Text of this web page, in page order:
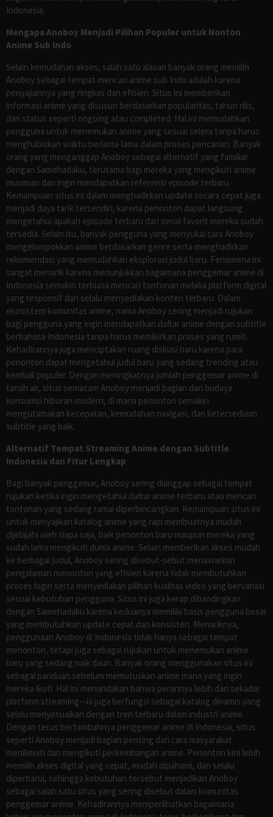
Indonesia.
Mengapa Anoboy Menjadi Pilihan Populer untuk Nonton
Anime Sub Indo
Selain kemudahan akses, salah satu alasan banyak orang memilih
Anoboy sebagai tempat mencari anime sub Indo adalah karena
penyajiannya yang ringkas dan efisien. Situs ini memberikan
informasi anime yang disusun berdasarkan popularitas, tahun rilis,
dan status seperti ongoing atau completed. Hal ini memudahkan
pengguna untuk menemukan anime yang sesuai selera tanpa harus
menghabiskan waktu berlama-lama dalam proses pencarian. Banyak
orang yang menganggap Anoboy sebagai alternatif yang familiar
dengan Samehadaku, terutama bagi mereka yang mengikuti anime
musiman dan ingin mendapatkan referensi episode terbaru.
Kemampuan situs ini dalam menghadirkan update secara cepat juga
menjadi daya tarik tersendiri, karena penonton dapat langsung
mengetahui apakah episode terbaru dari serial favorit mereka sudah
tersedia. Selain itu, banyak pengguna yang menyukai cara Anoboy
mengelompokkan anime berdasarkan genre serta menghadirkan
rekomendasi yang memudahkan eksplorasi judul baru. Fenomena ini
sangat menarik karena menunjukkan bagaimana penggemar anime di
Indonesia semakin terbiasa mencari tontonan melalui platform digital
yang responsif dan selalu menyediakan konten terbaru. Dalam
ekosistem komunitas anime, nama Anoboy sering menjadi rujukan
bagi pengguna yang ingin mendapatkan daftar anime dengan subtitle
berbahasa Indonesia tanpa harus memikirkan proses yang rumit.
Kehadirannya juga menciptakan ruang diskusi baru karena para
penonton dapat mengetahui judul baru yang sedang trending atau
kembali populer. Dengan meningkatnya jumlah penggemar anime di
tanah air, situs semacam Anoboy menjadi bagian dari budaya
konsumsi hiburan modern, di mana penonton semakin
mengutamakan kecepatan, kemudahan navigasi, dan ketersediaan
subtitle yang baik.
Alternatif Tempat Streaming Anime dengan Subtitle
Indonesia dan Fitur Lengkap
Bagi banyak penggemar, Anoboy sering dianggap sebagai tempat
rujukan ketika ingin mengetahui daftar anime terbaru atau mencari
tontonan yang sedang ramai diperbincangkan. Kemampuan situs ini
untuk menyajikan katalog anime yang rapi membuatnya mudah
dijelajahi oleh siapa saja, baik penonton baru maupun mereka yang
sudah lama mengikuti dunia anime. Selain memberikan akses mudah
ke berbagai judul, Anoboy sering disebut-sebut menawarkan
pengalaman menonton yang efisien karena tidak membutuhkan
proses login serta menyediakan pilihan kualitas video yang bervariasi
sesuai kebutuhan pengguna. Situs ini juga kerap dibandingkan
dengan Samehadaku karena keduanya memiliki basis pengguna besar
yang membutuhkan update cepat dan konsisten. Menariknya,
penggunaan Anoboy di Indonesia tidak hanya sebagai tempat
menonton, tetapi juga sebagai rujukan untuk menemukan anime
baru yang sedang naik daun. Banyak orang menggunakan situs ini
sebagai panduan sebelum memutuskan anime mana yang ingin
mereka ikuti. Hal ini menandakan bahwa perannya lebih dari sekadar
platform streaming—ia juga berfungsi sebagai katalog dinamis yang
selalu menyesuaikan dengan tren terbaru dalam industri anime.
Dengan terus bertambahnya penggemar anime di Indonesia, situs
seperti Anoboy menjadi bagian penting dari cara masyarakat
menikmati dan mengikuti perkembangan anime. Penonton kini lebih
memilih akses digital yang cepat, mudah dipahami, dan selalu
diperbarui, sehingga kebutuhan tersebut menjadikan Anoboy
sebagai salah satu situs yang sering disebut dalam komunitas
penggemar anime. Kehadirannya memperlihatkan bagaimana